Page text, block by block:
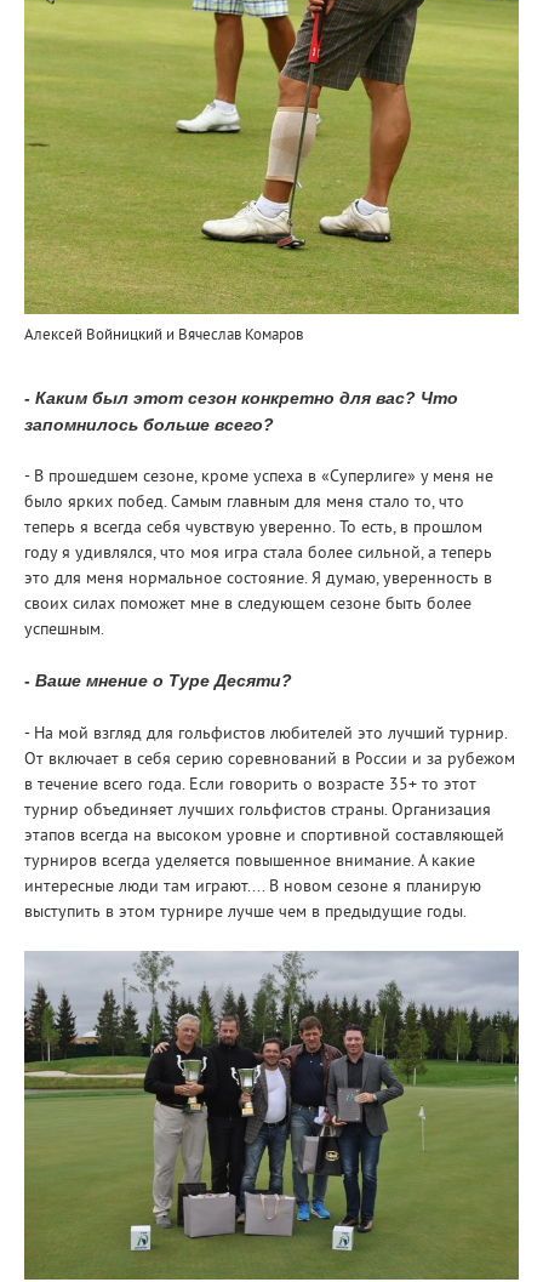
Алексей Войницкий и Вячеслав Комаров
- Каким был этот сезон конкретно для вас? Что
запомнилось больше всего?
- В прошедшем сезоне, кроме успеха в «Суперлиге» у меня не
было ярких побед. Самым главным для меня стало то, что
теперь я всегда себя чувствую уверенно. То есть, в прошлом
году я удивлялся, что моя игра стала более сильной, а теперь
это для меня нормальное состояние. Я думаю, уверенность в
своих силах поможет мне в следующем сезоне быть более
успешным.
- Ваше мнение о Туре Десяти?
- На мой взгляд для гольфистов любителей это лучший турнир.
От включает в себя серию соревнований в России и за рубежом
в течение всего года. Если говорить о возрасте 35+ то этот
турнир объединяет лучших гольфистов страны. Организация
этапов всегда на высоком уровне и спортивной составляющей
турниров всегда уделяется повышенное внимание. А какие
интересные люди там играют.... В новом сезоне я планирую
выступить в этом турнире лучше чем в предыдущие годы.